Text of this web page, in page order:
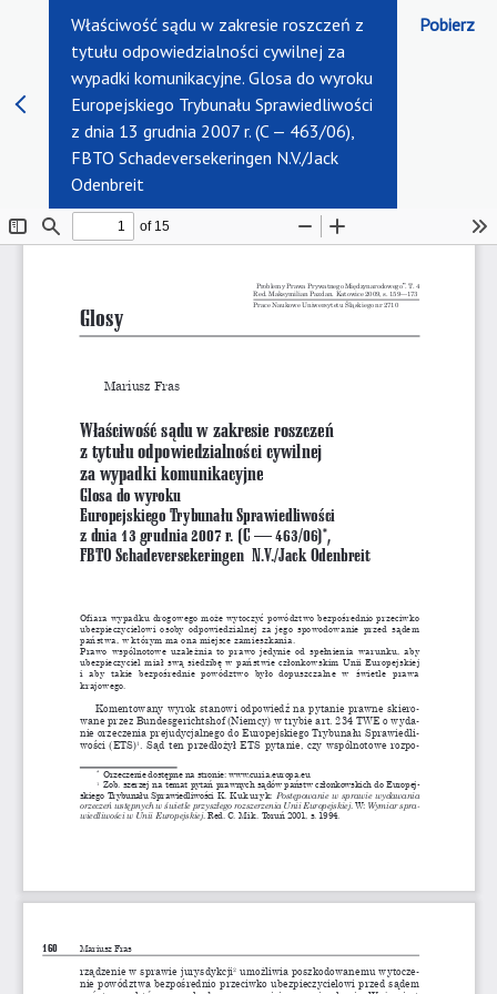
Właściwość sądu w zakresie roszczeń z
tytułu odpowiedzialności cywilnej za
wypadki komunikacyjne. Glosa do wyroku
Europejskiego Trybunału Sprawiedliwości
z dnia 13 grudnia 2007 r. (C — 463/06),
FBTO Schadeversekeringen N.V./Jack
Odenbreit
Pobierz